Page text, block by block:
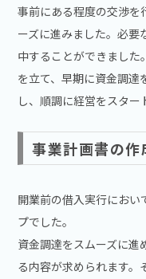
事前にある程度の交渉を
ーズに進みました。必要
中することができまし
を立て、早期に資金調達
し、順調に経営をスター
事業計画書の作
開業前の借入実行におい
プでした。
資金調達をスムーズに進
る内容が求められます